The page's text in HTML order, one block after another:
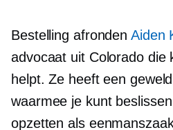
Bestelling afronden Aiden
advocaat uit Colorado die
helpt. Ze heeft een
waarmee je kunt
opzetten als